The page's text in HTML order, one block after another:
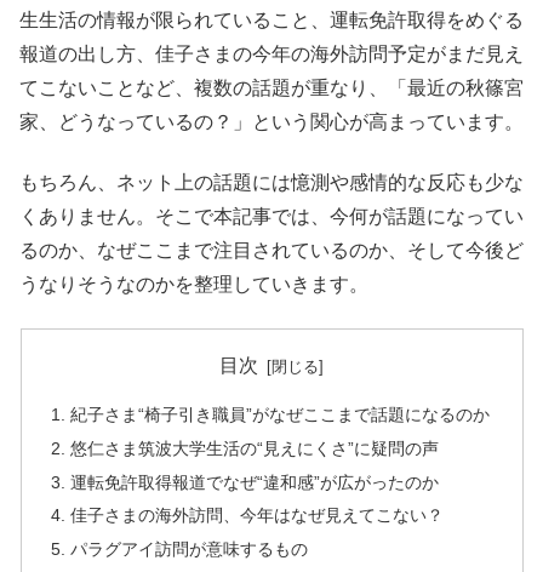
生生活の情報が限られていること、運転免許取得をめぐる
報道の出し方、佳子さまの今年の海外訪問予定がまだ見え
てこないことなど、複数の話題が重なり、「最近の秋篠宮
家、どうなっているの？」という関心が高まっています。
もちろん、ネット上の話題には憶測や感情的な反応も少な
くありません。そこで本記事では、今何が話題になってい
るのか、なぜここまで注目されているのか、そして今後ど
うなりそうなのかを整理していきます。
目次
紀子さま“椅子引き職員”がなぜここまで話題になるのか
悠仁さま筑波大学生活の“見えにくさ”に疑問の声
運転免許取得報道でなぜ“違和感”が広がったのか
佳子さまの海外訪問、今年はなぜ見えてこない？
パラグアイ訪問が意味するもの